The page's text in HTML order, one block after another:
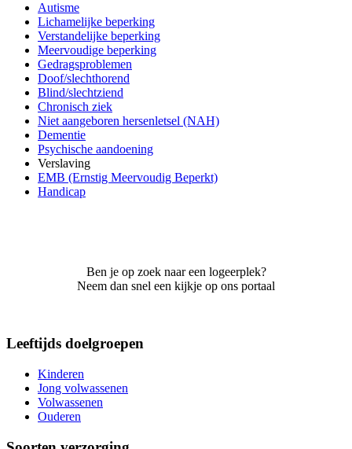
Autisme
Lichamelijke beperking
Verstandelijke beperking
Meervoudige beperking
Gedragsproblemen
Doof/slechthorend
Blind/slechtziend
Chronisch ziek
Niet aangeboren hersenletsel (NAH)
Dementie
Psychische aandoening
Verslaving
EMB (Ernstig Meervoudig Beperkt)
Handicap
Ben je op zoek naar een logeerplek?
Neem dan snel een kijkje op ons portaal
Leeftijds doelgroepen
Kinderen
Jong volwassenen
Volwassenen
Ouderen